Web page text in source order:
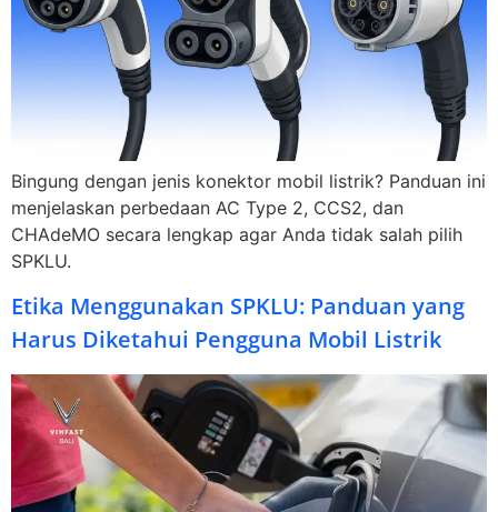
Bingung dengan jenis konektor mobil listrik? Panduan ini
menjelaskan perbedaan AC Type 2, CCS2, dan
CHAdeMO secara lengkap agar Anda tidak salah pilih
SPKLU.
Etika Menggunakan SPKLU: Panduan yang
Harus Diketahui Pengguna Mobil Listrik